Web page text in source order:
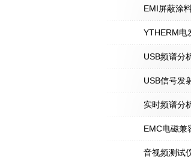
EMI屏蔽涂
YTHERM电
USB频谱分
USB信号发
实时频谱分
EMC电磁兼
音视频测试